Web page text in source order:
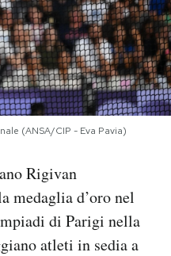
(ANSA/CIP - Eva Pavia)
Rigivan
medaglia d’oro nel
di Parigi nella
atleti in sedia a